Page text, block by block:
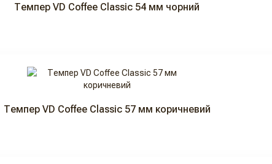
Темпер VD Coffee Classic 54 мм чорний
Темпер VD Coffee Classic 57 мм коричневий